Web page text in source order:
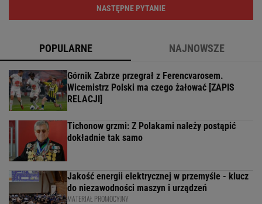
NASTĘPNE PYTANIE
POPULARNE NAJNOWSZE
Górnik Zabrze przegrał z Ferencvarosem.
Wicemistrz Polski ma czego żałować [ZAPIS
RELACJI]
Tichonow grzmi: Z Polakami należy postąpić
dokładnie tak samo
Jakość energii elektrycznej w przemyśle - klucz
do niezawodności maszyn i urządzeń
MATERIAŁ PROMOCYJNY